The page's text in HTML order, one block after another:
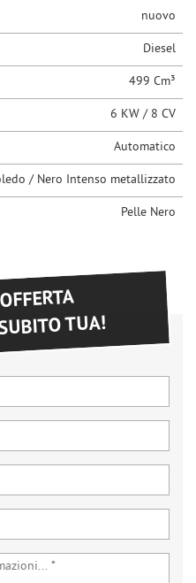
nuovo
Diesel
499 Cm³
6 KW / 8 CV
Automatico
/ Nero Intenso metallizzato
Pelle Nero
TUA!
dell'esperienza utente